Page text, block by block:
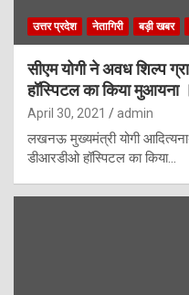
उत्तर प्रदेश नेतागिरी बड़ी खबर
सीएम योगी ने अवध शिल्प
हॉस्पिटल का किया मुआयना
April 30, 2021 admin
लखनऊ मुख्यमंत्री योगी
डीआरडीओ हॉस्पिटल का किया…